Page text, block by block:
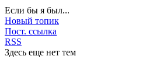
Если бы я был...
Новый топик
Пост. ссылка
RSS
Здесь еще нет тем